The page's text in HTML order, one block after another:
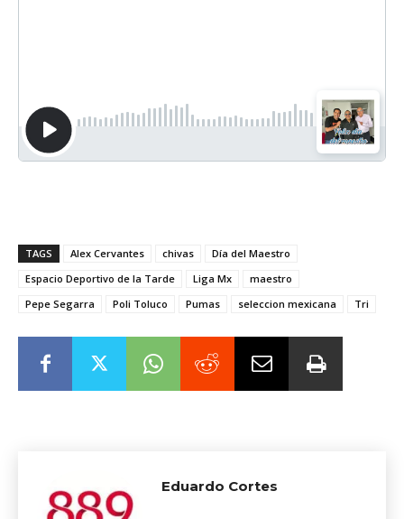
TAGS Alex Cervantes chivas
Día del Maestro
Espacio Deportivo de la Tarde
Liga Mx
maestro
Pepe Segarra
Poli Toluco Pumas seleccion mexicana Tri
Eduardo Cortes